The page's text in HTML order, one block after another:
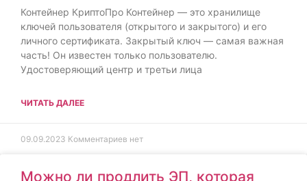
Контейнер КриптоПро Контейнер — это хранилище
ключей пользователя (открытого и закрытого) и его
личного сертификата. Закрытый ключ — самая важная
часть! Он известен только пользователю.
Удостоверяющий центр и третьи лица
ЧИТАТЬ ДАЛЕЕ
09.09.2023 Комментариев нет
Можно ли продлить ЭП, которая